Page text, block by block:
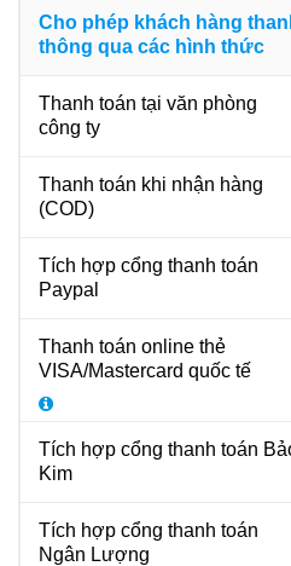
Cho phép khách hàng
thông qua các hình thức
Thanh toán tại văn phòng
công ty
Thanh toán khi nhận hàng
(COD)
Tích hợp cổng thanh toán
Paypal
Thanh toán online thẻ
VISA/Mastercard quốc tế
Tích hợp cổng thanh toán
Kim
Tích hợp cổng thanh toán
Ngân Lượng